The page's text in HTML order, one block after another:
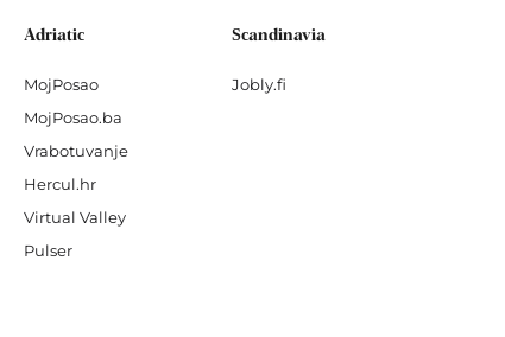
Adriatic
MojPosao
MojPosao.ba
Vrabotuvanje
Hercul.hr
Virtual Valley
Pulser
Scandinavia
Jobly.fi